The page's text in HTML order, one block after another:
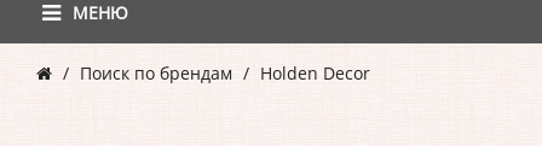
МЕНЮ
Поиск по брендам Holden Decor